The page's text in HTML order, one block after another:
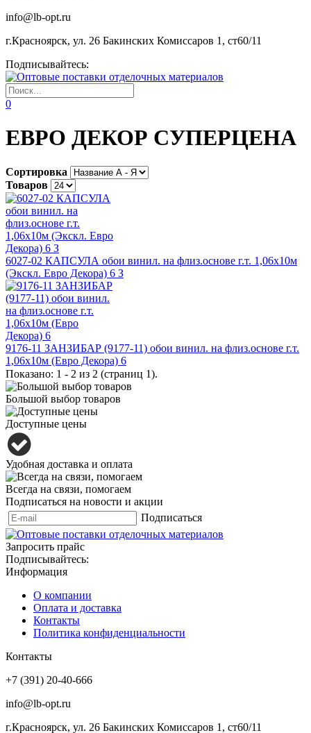
info@lb-opt.ru
г.Красноярск, ул. 26 Бакинских Комиссаров 1, ст60/11
Подписывайтесь:
0
ЕВРО ДЕКОР СУПЕРЦЕНА
Сортировка
Товаров
6027-02 КАПСУЛА обои винил. на флиз.основе г.т. 1,06х10м
(Экскл. Евро Декора) 6 З
9176-11 ЗАНЗИБАР (9177-11) обои винил. на флиз.основе г.т.
1,06х10м (Евро Декора) 6
Показано: 1 - 2 из 2 (страниц 1).
Большой выбор товаров
Доступные цены
Удобная доставка и оплата
Всегда на связи, помогаем
Подписаться на новости и акции
Подписаться
Запросить прайс
Подписывайтесь:
Информация
О компании
Оплата и доставка
Контакты
Политика конфиденциальности
Контакты
+7 (391) 20-40-666
info@lb-opt.ru
г.Красноярск, ул. 26 Бакинских Комиссаров 1, ст60/11